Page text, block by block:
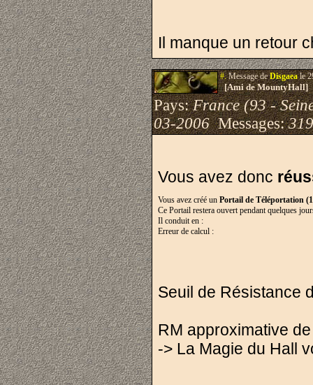
Il manque un retour
#.Message deDisgaeale
[Ami de MountyHall]
Pays:France (93 -
03-2006Messages:
Vous avez donc
Vous avez créé un Portail de Téléportation
Ce Portail restera ouvert pendant quelques
Il conduit en :
Erreur de calcul :
Seuil de Résistance
RM approximative
-> La Magie du Hall